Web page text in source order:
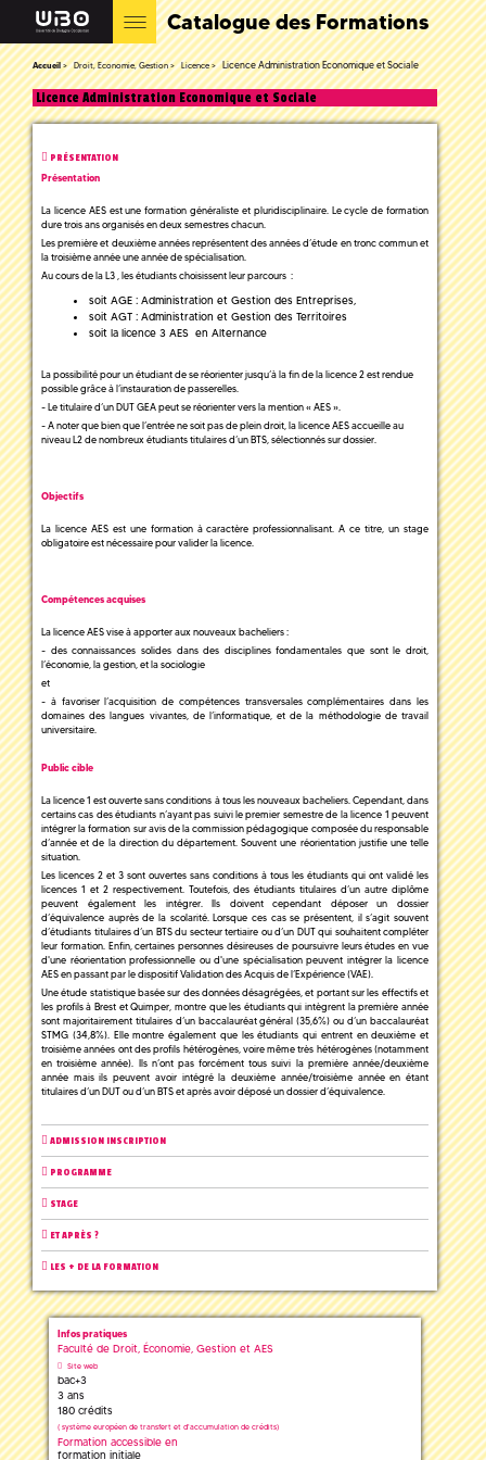
Catalogue des Formations
Accueil Droit, Economie, Gestion Licence Licence Administration Economique et Sociale
Licence Administration Economique et Sociale
PRÉSENTATION
Présentation
La licence AES est une formation généraliste et pluridisciplinaire. Le cycle de formation
dure trois ans organisés en deux semestres chacun.
Les première et deuxième années représentent des années d’étude en tronc commun et
la troisième année une année de spécialisation.
Au cours de la L3 , les étudiants choisissent leur parcours :
soit AGE : Administration et Gestion des Entreprises,
soit AGT : Administration et Gestion des Territoires
soit la licence 3 AES en Alternance
La possibilité pour un étudiant de se réorienter jusqu’à la fin de la licence 2 est rendue
possible grâce à l’instauration de passerelles.
- Le titulaire d’un DUT GEA peut se réorienter vers la mention « AES ».
- A noter que bien que l’entrée ne soit pas de plein droit, la licence AES accueille au
niveau L2 de nombreux étudiants titulaires d’un BTS, sélectionnés sur dossier.
Objectifs
La licence AES est une formation à caractère professionnalisant. A ce titre, un stage
obligatoire est nécessaire pour valider la licence.
Compétences acquises
La licence AES vise à apporter aux nouveaux bacheliers :
- des connaissances solides dans des disciplines fondamentales que sont le droit,
l’économie, la gestion, et la sociologie
et
- à favoriser l’acquisition de compétences transversales complémentaires dans les
domaines des langues vivantes, de l’informatique, et de la méthodologie de travail
universitaire.
Public cible
La licence 1 est ouverte sans conditions à tous les nouveaux bacheliers. Cependant, dans
certains cas des étudiants n’ayant pas suivi le premier semestre de la licence 1 peuvent
intégrer la formation sur avis de la commission pédagogique composée du responsable
d’année et de la direction du département. Souvent une réorientation justifie une telle
situation.
Les licences 2 et 3 sont ouvertes sans conditions à tous les étudiants qui ont validé les
licences 1 et 2 respectivement. Toutefois, des étudiants titulaires d’un autre diplôme
peuvent également les intégrer. Ils doivent cependant déposer un dossier
d’équivalence auprès de la scolarité. Lorsque ces cas se présentent, il s’agit souvent
d’étudiants titulaires d’un BTS du secteur tertiaire ou d’un DUT qui souhaitent compléter
leur formation. Enfin, certaines personnes désireuses de poursuivre leurs études en vue
d'une réorientation professionnelle ou d'une spécialisation peuvent intégrer la licence
AES en passant par le dispositif Validation des Acquis de l’Expérience (VAE).
Une étude statistique basée sur des données désagrégées, et portant sur les effectifs et
les profils à Brest et Quimper, montre que les étudiants qui intègrent la première année
sont majoritairement titulaires d’un baccalauréat général (35,6%) ou d’un baccalauréat
STMG (34,8%). Elle montre également que les étudiants qui entrent en deuxième et
troisième années ont des profils hétérogènes, voire même très hétérogènes (notamment
en troisième année). Ils n’ont pas forcément tous suivi la première année/deuxième
année mais ils peuvent avoir intégré la deuxième année/troisième année en étant
titulaires d’un DUT ou d’un BTS et après avoir déposé un dossier d’équivalence.
ADMISSION INSCRIPTION
PROGRAMME
STAGE
ET APRÈS ?
LES + DE LA FORMATION
Infos pratiques
Faculté de Droit, Économie, Gestion et AES
Site web
bac+3
3 ans
180 crédits
( système européen de transfert et d'accumulation de crédits)
Formation accessible en
formation initiale